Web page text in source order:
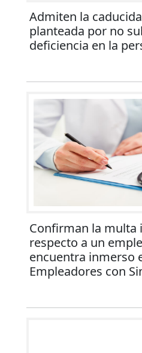
Admiten la
planteada por no
deficiencia en la
Confirman la multa
respecto a un
encuentra inmerso
Empleadores con